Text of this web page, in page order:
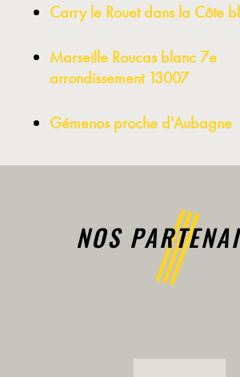
Carry le Rouet dans la Côte
Marseille Roucas blanc 7e
arrondissement 13007
Gémenos proche d'Aubagne
NOS